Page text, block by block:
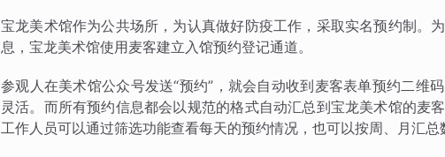
宝龙美术馆作为公共场所，为认真做好防疫工作，采取实名预约制。
息，宝龙美术馆使用麦客建立入馆预约登记通道。
参观人在美术馆公众号发送“预约”，就会自动收到麦客表单预约二维
灵活。而所有预约信息都会以规范的格式自动汇总到宝龙美术馆的麦
工作人员可以通过筛选功能查看每天的预约情况，也可以按周、月汇总